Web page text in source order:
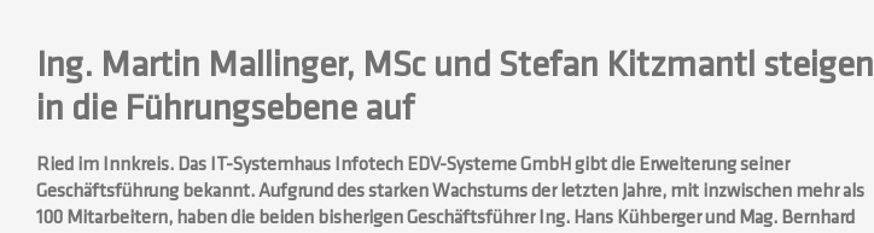
Ing. Martin Mallinger, MSc und Stefan Kitzmantl steigen
in die Führungsebene auf
Ried im Innkreis. Das IT-Systemhaus Infotech EDV-Systeme GmbH gibt die Erweiterung seiner
Geschäftsführung bekannt. Aufgrund des starken Wachstums der letzten Jahre, mit inzwischen mehr als
100 Mitarbeitern, haben die beiden bisherigen Geschäftsführer Ing. Hans Kühberger und Mag. Bernhard